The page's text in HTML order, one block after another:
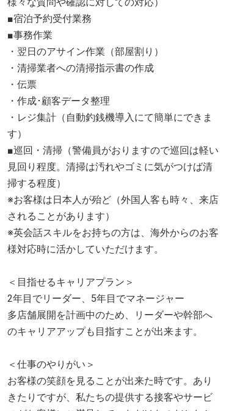
■宿泊予約受付業務
■事務作業
・翌日のアサイン作業（部屋割り）
・清掃業者への清掃指示書の作成
・伝票
・作成･顧客データ整理
・レジ集計（自動釣銭機導入にて簡単にできま
す）
■巡回・清掃（警備員がおりますので巡回は軽い
見回り程度。清掃は汚れやゴミに気がつけば清
掃する程度）
※お客様は日本人が殆ど（外国人客も時々、来店
されることがあります）
※英会話スキルをお持ちの方は、海外からのお客
様対応時に活かしていただけます。
＜目指せるキャリアプラン＞
2年目でリーダー、5年目でマネージャー
多店舗展開を計画中のため、リーダーや幹部へ
のキャリアアップも目指すことが出来ます。
＜仕事のやりがい＞
お客様の笑顔を見ることが出来た時です。あり
きたりですが、私たちの提供する接客やサービ